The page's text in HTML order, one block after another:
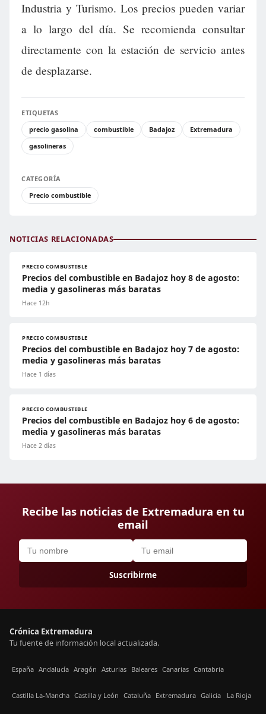
Industria y Turismo. Los precios pueden variar
a lo largo del día. Se recomienda consultar
directamente con la estación de servicio antes
de desplazarse.
ETIQUETAS
precio gasolina
combustible Badajoz
Extremadura
gasolineras
CATEGORÍA
Precio combustible
NOTICIAS RELACIONADAS
PRECIO COMBUSTIBLE
Precios del combustible en Badajoz hoy 8 de agosto:
media y gasolineras más baratas
Hace 12h
PRECIO COMBUSTIBLE
Precios del combustible en Badajoz hoy 7 de agosto:
media y gasolineras más baratas
Hace 1 días
PRECIO COMBUSTIBLE
Precios del combustible en Badajoz hoy 6 de agosto:
media y gasolineras más baratas
Hace 2 días
Recibe las noticias de Extremadura en tu
email
Suscribirme
Crónica Extremadura
Tu fuente de información local actualizada.
España Andalucía Aragón Asturias Baleares Canarias Cantabria
Castilla La-Mancha Castilla y León Cataluña Extremadura Galicia La Rioja